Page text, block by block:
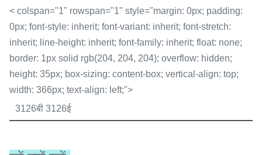
< colspan="1" rowspan="1" style="margin: 0px; padding:
0px; font-style: inherit; font-variant: inherit; font-stretch:
inherit; line-height: inherit; font-family: inherit; float: none;
border: 1px solid rgb(204, 204, 204); overflow: hidden;
height: 35px; box-sizing: content-box; vertical-align: top;
width: 366px; text-align: left;">
3126बी 3126ई